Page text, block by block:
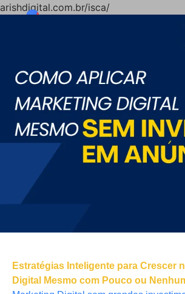
arishdigital.com.br/isca/
Estratégias Inteligente para Crescer
Digital Mesmo com Pouco ou